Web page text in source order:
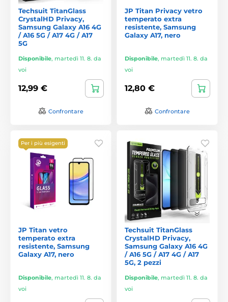
Techsuit TitanGlass
CrystalHD Privacy,
Samsung Galaxy A16 4G
/ A16 5G / A17 4G / A17
5G
Disponibile, martedì 11. 8. da
voi
12,99 €
Confrontare
JP Titan Privacy vetro
temperato extra
resistente, Samsung
Galaxy A17, nero
Disponibile, martedì 11. 8. da
voi
12,80 €
Confrontare
Per i più esigenti
JP Titan vetro
temperato extra
resistente, Samsung
Galaxy A17, nero
Disponibile, martedì 11. 8. da
voi
Techsuit TitanGlass
CrystalHD Privacy,
Samsung Galaxy A16 4G
/ A16 5G / A17 4G / A17
5G, 2 pezzi
Disponibile, martedì 11. 8. da
voi